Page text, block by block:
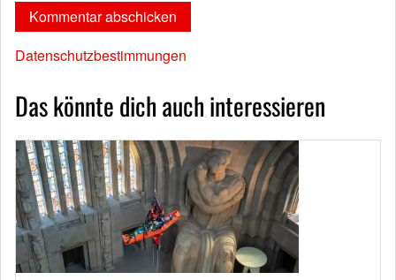
Datenschutzbestimmungen
Das könnte dich auch interessieren